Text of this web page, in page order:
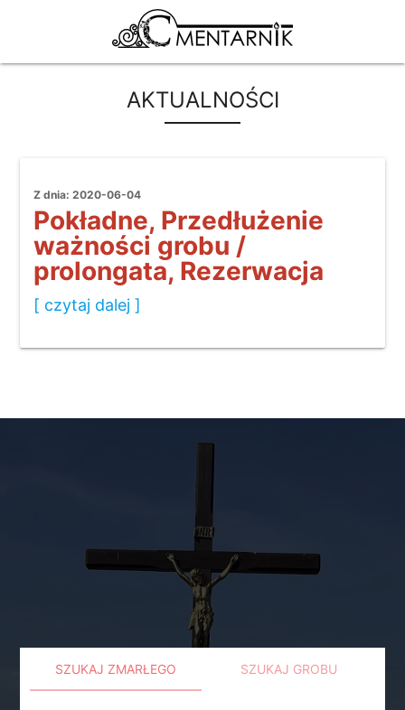
AKTUALNOŚCI
Z dnia: 2020-06-04
Pokładne, Przedłużenie
ważności grobu /
prolongata, Rezerwacja
[ czytaj dalej ]
SZUKAJ ZMARŁEGO SZUKAJ GROBU